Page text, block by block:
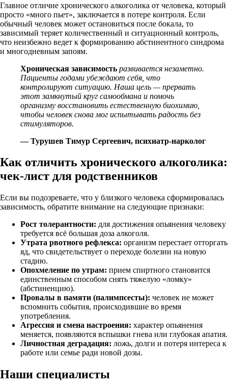
Главное отличие хронического алкоголика от человека, который
просто «много пьет», заключается в потере контроля. Если
обычный человек может остановиться после бокала, то
зависимый теряет количественный и ситуационный контроль,
что неизбежно ведет к формированию абстинентного синдрома
и многодневным запоям.
Хроническая зависимость развивается незаметно.
Пациенты годами убеждают себя, что
контролируют ситуацию. Наша цель — прервать
этот замкнутый круг самообмана и помочь
организму восстановить естественную биохимию,
чтобы человек снова мог испытывать радость без
стимуляторов.
— Турушев Тимур Сергеевич, психиатр-нарколог
Как отличить хронического алкоголика:
чек-лист для родственников
Если вы подозреваете, что у близкого человека сформировалась
зависимость, обратите внимание на следующие признаки:
Рост толерантности: для достижения опьянения человеку
требуется всё большая доза алкоголя.
Утрата рвотного рефлекса: организм перестает отторгать
яд, что свидетельствует о переходе болезни на новую
стадию.
Опохмеление по утрам: прием спиртного становится
единственным способом снять тяжелую «ломку»
(абстиненцию).
Провалы в памяти (палимпсесты): человек не может
вспомнить события, происходившие во время
употребления.
Агрессия и смена настроения: характер опьянения
меняется, появляются вспышки гнева или глубокая апатия.
Личностная деградация: ложь, долги и потеря интереса к
работе или семье ради новой дозы.
Наши специалисты